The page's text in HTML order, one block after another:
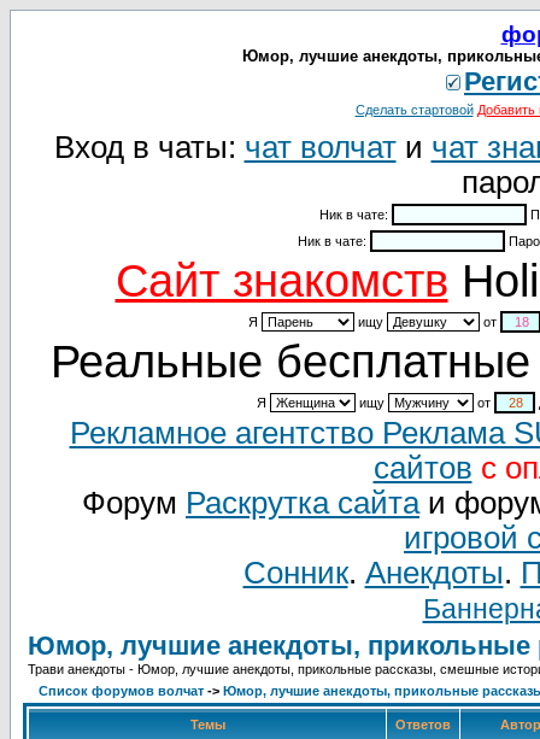
Юмор, лучшие анекдоты,
Сделать стартовой Добавить
Вход в чаты: чат волчати чат
Ник в чате:
Ник в чате:
Cайт знакомств
Я ищу от
Реальные бесплатные
Я ищу от
Рекламное агентство Реклама
сайтов с
Форум Раскрутка сайтаи
игровой
Сонник. Анекдоты.
Юмор, лучшие анекдоты, прикольные
Трави анекдоты - Юмор, лучшие анекдоты, прикольные рассказы, смешные
Список форумов волчат -> Юмор, лучшие анекдоты, прикольные
Темы Ответов